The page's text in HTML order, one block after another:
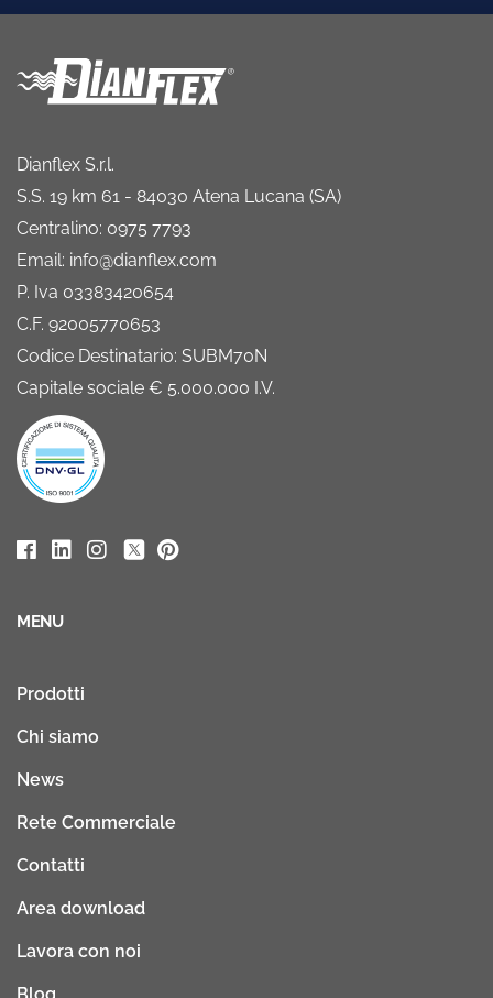
Dianflex S.r.l.
S.S. 19 km 61 - 84030 Atena Lucana (SA)
Centralino: 0975 7793
Email: info@dianflex.com
P. Iva 03383420654
C.F. 92005770653
Codice Destinatario: SUBM70N
Capitale sociale € 5.000.000 I.V.
MENU
Prodotti
Chi siamo
News
Rete Commerciale
Contatti
Area download
Lavora con noi